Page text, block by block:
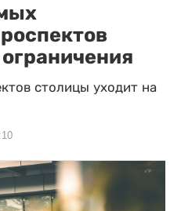
столицы уходит на